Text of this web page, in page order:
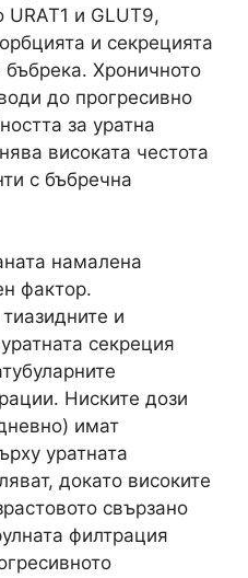
URAT1 и GLUT9,
и секрецията
Хроничното
до прогресивно
за уратна
високата честота
с бъбречна
намалена
фактор.
и
секреция
Ниските дози
имат
уратната
докато високите
свързано
филтрация